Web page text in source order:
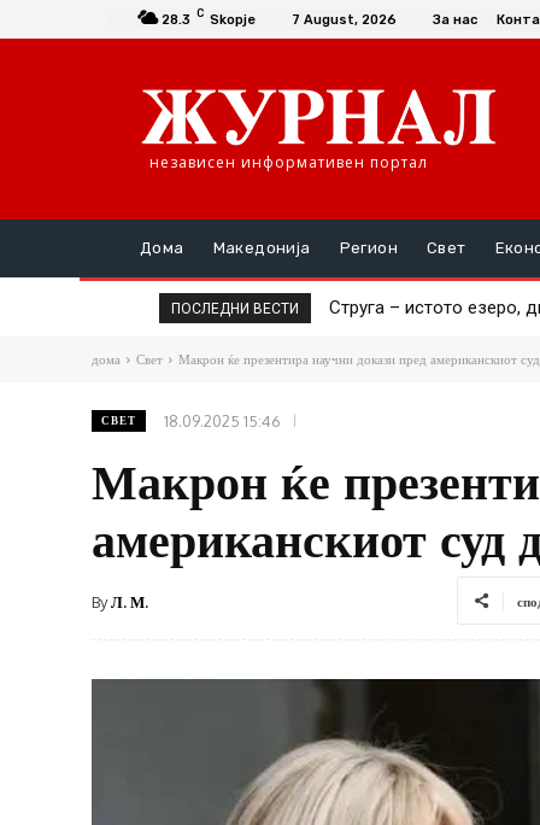
28.3 C Skopje 7 August, 2026 За нас
независен информативен портал
Дома Македонија Регион Свет
ПОСЛЕДНИ ВЕСТИ Струга – истото езеро,
Трошоците за живот
дома Свет Макрон ќе презентира научни докази пред американскиот
СВЕТ 18.09.2025 15:46
Макрон ќе
американскиот суд
ByЛ. М.